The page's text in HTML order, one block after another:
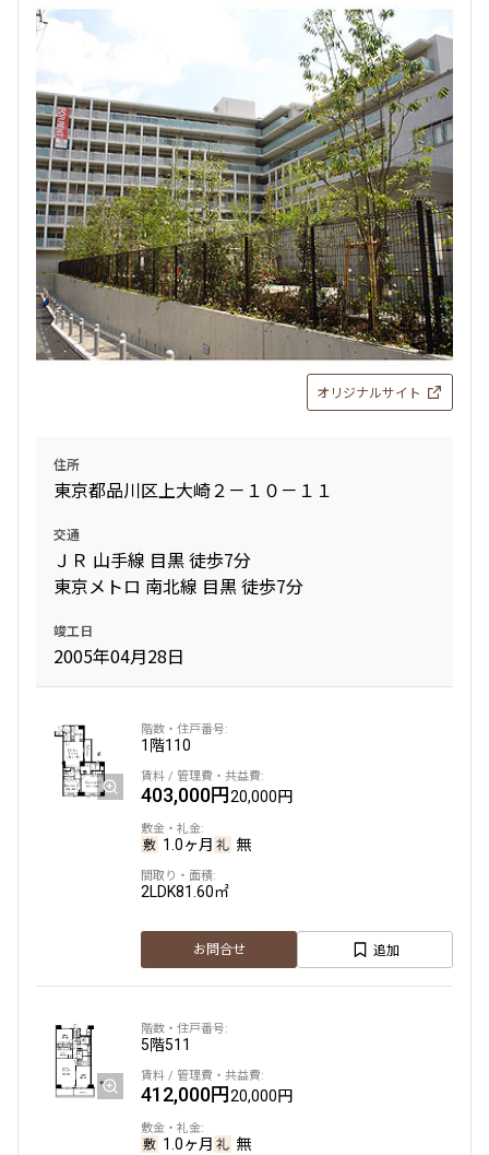
お問合せ 追加
新着 賃料改定
14階1410
519,000円0円
2.0ヶ月 無
3LDK72.97㎡
19階1906
529,000円
2.0ヶ月
駅近 ペット可
お問合せ
9階903
549,000円
2.0ヶ月 無
3LDK 82.62㎡
ペット可
オリジナルサイト
住所
東京都品川区上大崎２－１０－１１
交通
ＪＲ 山手線 目黒 徒歩7分
東京メトロ 南北線 目黒 徒歩7分
竣工日
2005年04月28日
1階110
403,000円20,000円
1.0ヶ月 無
2LDK81.60㎡
お問合せ 追加
5階511
412,000円20,000円
1.0ヶ月 無